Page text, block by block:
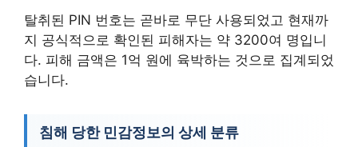
탈취된 PIN 번호는 곧바로 무단 사용되었고 현재까
지 공식적으로 확인된 피해자는 약 3200여 명입니
다. 피해 금액은 1억 원에 육박하는 것으로 집계되었
습니다.
침해 당한 민감정보의 상세 분류